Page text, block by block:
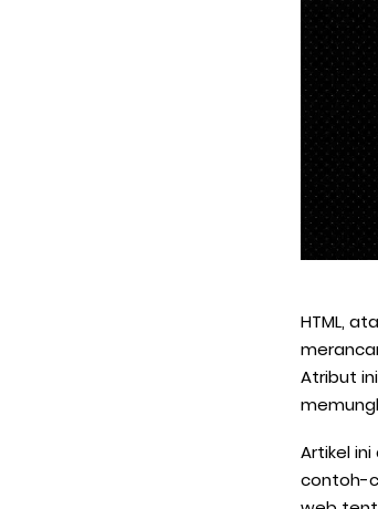
HTML,
Atribut
Artikel
contoh-